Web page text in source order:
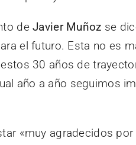
deJavier Muñoz se
el futuro. Esta no es
30 años de
año a año seguimos
«muy agradecidos